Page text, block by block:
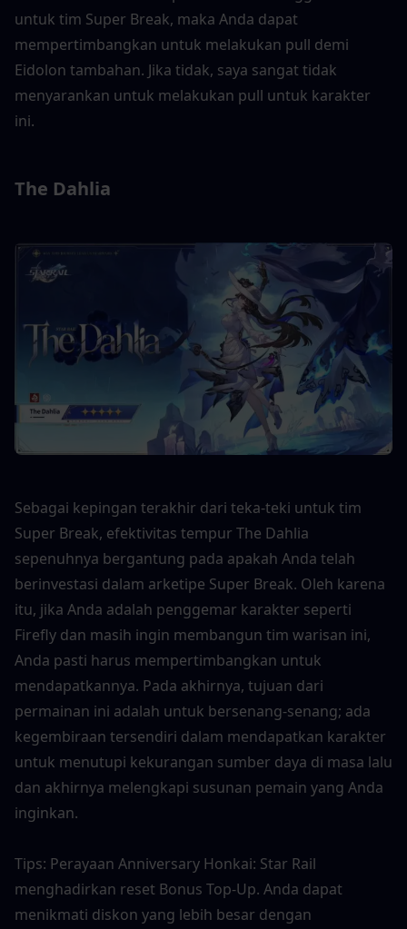
untuk tim Super Break, maka Anda dapat
mempertimbangkan untuk melakukan pull demi
Eidolon tambahan. Jika tidak, saya sangat tidak
menyarankan untuk melakukan pull untuk karakter
ini.
The Dahlia
Sebagai kepingan terakhir dari teka-teki untuk tim
Super Break, efektivitas tempur The Dahlia
sepenuhnya bergantung pada apakah Anda telah
berinvestasi dalam arketipe Super Break. Oleh karena
itu, jika Anda adalah penggemar karakter seperti
Firefly dan masih ingin membangun tim warisan ini,
Anda pasti harus mempertimbangkan untuk
mendapatkannya. Pada akhirnya, tujuan dari
permainan ini adalah untuk bersenang-senang; ada
kegembiraan tersendiri dalam mendapatkan karakter
untuk menutupi kekurangan sumber daya di masa lalu
dan akhirnya melengkapi susunan pemain yang Anda
inginkan.
Tips: Perayaan Anniversary Honkai: Star Rail
menghadirkan reset Bonus Top-Up. Anda dapat
menikmati diskon yang lebih besar dengan